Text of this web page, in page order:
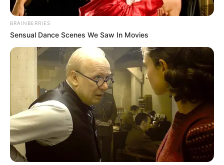
BRAINBERRIES
Sensual Dance Scenes We Saw In Movies